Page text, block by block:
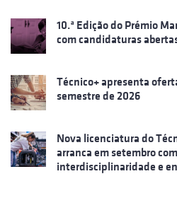
10.ª Edição do Prémio
com candidaturas
Técnico+ apresenta
semestre de 2026
Nova licenciatura do
arranca em setembro
interdisciplinaridade e